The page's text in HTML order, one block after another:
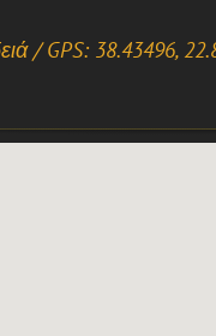
/ GPS: 38.43496,